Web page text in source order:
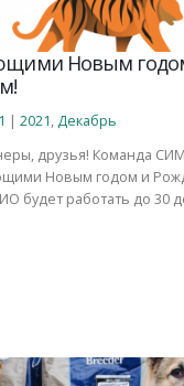
Новым
|2021,Декабрь
друзья! Команда
Новым годом и
будет работать до 30